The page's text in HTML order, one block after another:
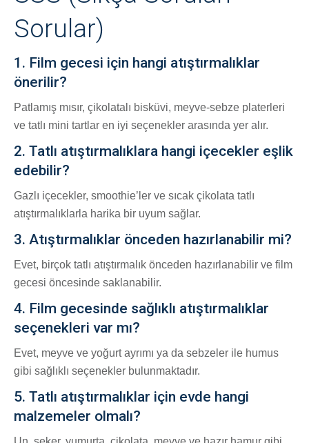
Sorular)
1. Film gecesi için hangi atıştırmalıklar
önerilir?
Patlamış mısır, çikolatalı bisküvi, meyve-sebze platerleri
ve tatlı mini tartlar en iyi seçenekler arasında yer alır.
2. Tatlı atıştırmalıklara hangi içecekler eşlik
edebilir?
Gazlı içecekler, smoothie’ler ve sıcak çikolata tatlı
atıştırmalıklarla harika bir uyum sağlar.
3. Atıştırmalıklar önceden hazırlanabilir mi?
Evet, birçok tatlı atıştırmalık önceden hazırlanabilir ve film
gecesi öncesinde saklanabilir.
4. Film gecesinde sağlıklı atıştırmalıklar
seçenekleri var mı?
Evet, meyve ve yoğurt ayrımı ya da sebzeler ile humus
gibi sağlıklı seçenekler bulunmaktadır.
5. Tatlı atıştırmalıklar için evde hangi
malzemeler olmalı?